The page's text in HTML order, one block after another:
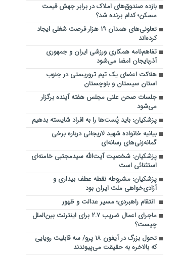
بازده صندوق‌های املاک در برابر جهش قیمت
مسکن؛ کدام برنده شد؟
تعاونی‌های همدان ۱۹ هزار فرصت شغلی ایجاد
کرده‌اند
تفاهم‌نامه همکاری ورزشی ایران و جمهوری
آذربایجان امضا می‌شود
هلاکت اعضای یک تیم تروریستی در جنوب
استان سیستان و بلوچستان
جلسات صحن علنی مجلس هفته آینده برگزار
می‌شود
پزشکیان: باید پُست‌ها را به افراد شایسته بدهیم
بیانیه خانواده شهید لاریجانی درباره برخی
گمانه‌زنی‌های رسانه‌ای
پزشکیان: شخصیت آیت‌الله سیدمجتبی خامنه‌ای
استثنائی است
پزشکیان: مشروطه نقطه عطف بیداری و
آزادی‌خواهی ملت ایران بود
انتقام راهبردی؛ مسیر عدالت و ظهور
ماجرای اعمال ضریب ۲.۷ برای اینترنت بین‌الملل
چیست؟
تحول بزرگ در آیفون ۱۸ پرو/ سه قابلیت رویایی
که بالاخره به حقیقت می‌پیوندند